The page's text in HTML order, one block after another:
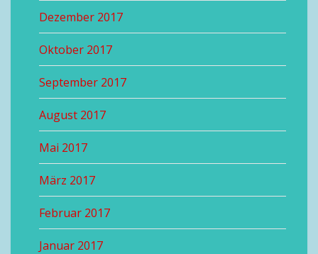
Dezember 2017
Oktober 2017
September 2017
August 2017
Mai 2017
März 2017
Februar 2017
Januar 2017